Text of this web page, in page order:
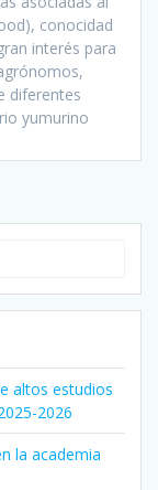
conocidad
interés para
diferentes
yumurino
altos estudios
2026
la academia